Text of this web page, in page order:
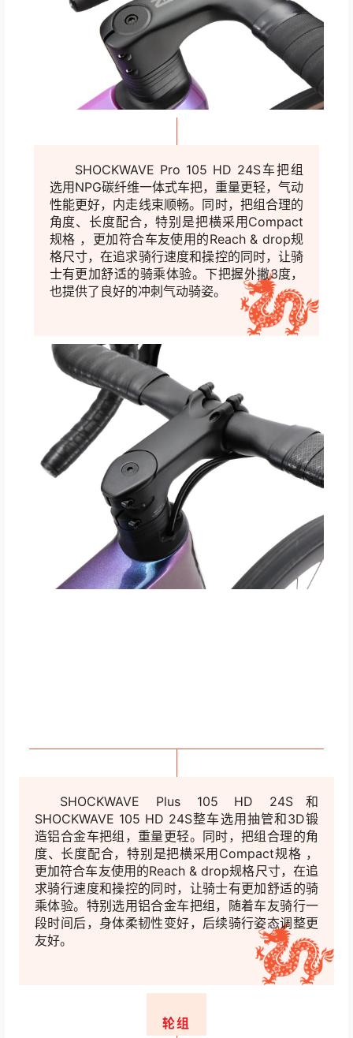
SHOCKWAVE Pro 105 HD 24S车把组
选用NPG碳纤维一体式车把，重量更轻，气动
性能更好，内走线束顺畅。同时，把组合理的
角度、长度配合，特别是把横采用Compact
规格 ，更加符合车友使用的Reach & drop规
格尺寸，在追求骑行速度和操控的同时，让骑
士有更加舒适的骑乘体验。下把握外撇3度，
也提供了良好的冲刺气动骑姿。
SHOCKWAVE Plus 105 HD 24S和
SHOCKWAVE 105 HD 24S整车选用抽管和3D锻
造铝合金车把组，重量更轻。同时，把组合理的角
度、长度配合，特别是把横采用Compact规格 ，
更加符合车友使用的Reach & drop规格尺寸， 在追
求骑行速度和操控的同时，让骑士有更加舒适的骑
组，随着车友骑行一
段时间后，身体柔韧性变好，后续骑行姿态调整更